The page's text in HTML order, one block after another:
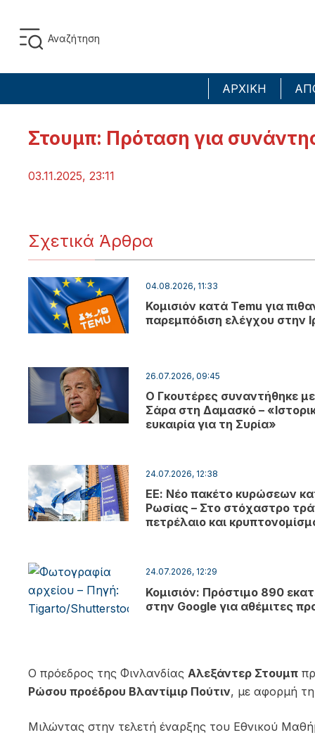
ΑΡΧΙΚΗ
Στουμπ: Πρόταση για
03.11.2025, 23:11
Σχετικά Άρθρα
04.08.2026, 11:33
Κομισιόν κατά Temu για
παρεμπόδιση ελέγχου στην
26.07.2026, 09:45
Ο Γκουτέρες συναντήθηκε
Σάρα στη Δαμασκό –
ευκαιρία για τη Συρία»
24.07.2026, 12:38
ΕΕ: Νέο πακέτο κυρώσεων
Ρωσίας – Στο στόχαστρο
πετρέλαιο και
24.07.2026, 12:29
Κομισιόν: Πρόστιμο 890
στην Google για αθέμιτες
Ο πρόεδρος της Φινλανδίας Αλεξάντερ Στουμπ
Ρώσου προέδρου Βλαντίμιρ Πούτιν, με αφορμή τη
Μιλώντας στην τελετή έναρξης του Εθνικού